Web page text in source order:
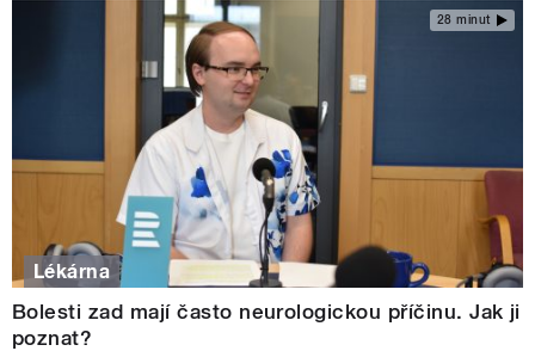
28 minut
Lékárna
Bolesti zad mají často neurologickou příčinu. Jak ji
poznat?